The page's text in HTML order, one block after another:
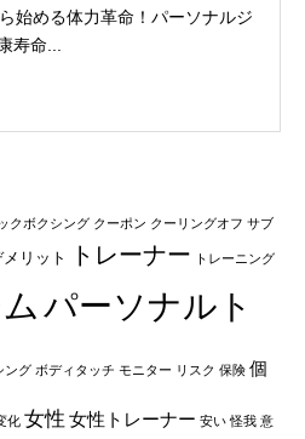
始める体力革命！パーソナルジ
寿命...
クボクシング クーポン クーリングオフ サブ
メリット トレーナー トレーニング
パーソナルト
ング ボディタッチ モニター リスク 保険 個
化 女性 女性トレーナー 安い 怪我 意